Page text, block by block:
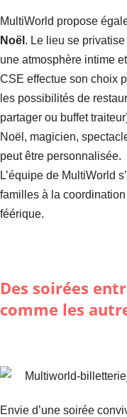
MultiWorld propose
Noël . Le lieu se
une atmosphère intime
CSE effectue son choix
les possibilités de
partager ou buffet
Noël, magicien,
peut être personnalisée.
L’équipe de MultiWorld
familles à la
féérique.
Des soirées
comme les
Envie d’une soirée